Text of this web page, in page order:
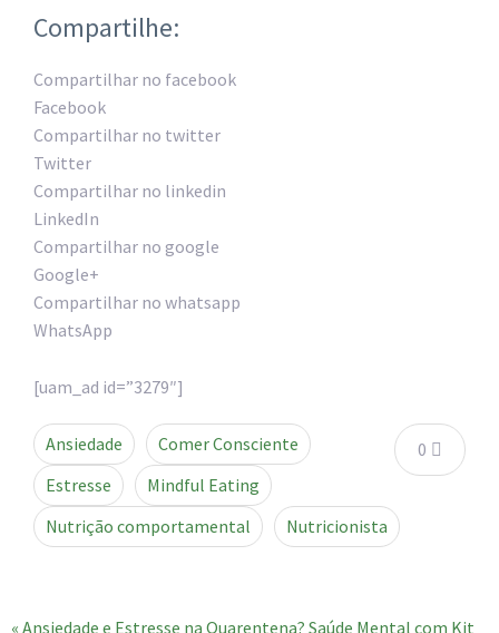
Compartilhe:
Compartilhar no facebook
Facebook
Compartilhar no twitter
Twitter
Compartilhar no linkedin
LinkedIn
Compartilhar no google
Google+
Compartilhar no whatsapp
WhatsApp
[uam_ad id=”3279″]
0
Ansiedade
Comer Consciente
Estresse
Mindful Eating
Nutrição comportamental
Nutricionista
« Ansiedade e Estresse na Quarentena? Saúde Mental com Kit